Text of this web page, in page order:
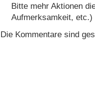
Bitte mehr Aktionen
Aufmerksamkeit,
Die Kommentare sind